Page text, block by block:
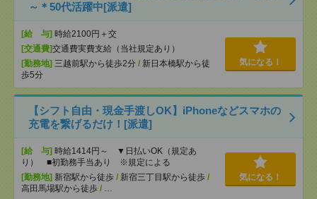
～＊50代活躍中[派遣]
[給 与] 時給2100円＋交
[交通費]交通費実費支給（当社規定あり）
[勤務地] 三越前駅から徒歩2分 / 新日本橋駅から徒
歩5分
気になる！
【シフト自由・現金手渡しOK】iPhoneなどスマホの
充電を繋げるだけ！[派遣]
[給 与] 時給1414円～ ▼日払いOK（規定あ
り） ■初勤務手当あり ※規定による
[勤務地] 新宿駅から徒歩 / 新宿三丁目駅から徒歩 /
高田馬場駅から徒歩 / …
気になる！